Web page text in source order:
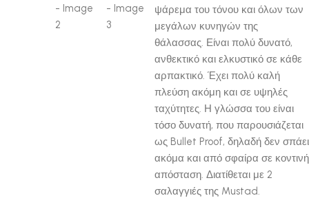
ψάρεμα του τόνου και όλων των
μεγάλων κυνηγών της
θάλασσας. Είναι πολύ δυνατό,
ανθεκτικό και ελκυστικό σε κάθε
αρπακτικό. Έχει πολύ καλή
πλεύση ακόμη και σε υψηλές
ταχύτητες. Η γλώσσα του είναι
τόσο δυνατή, που παρουσιάζεται
ως Bullet Proof, δηλαδή δεν σπάει
ακόμα και από σφαίρα σε κοντινή
απόσταση. Διατίθεται με 2
σαλαγγιές της Mustad.